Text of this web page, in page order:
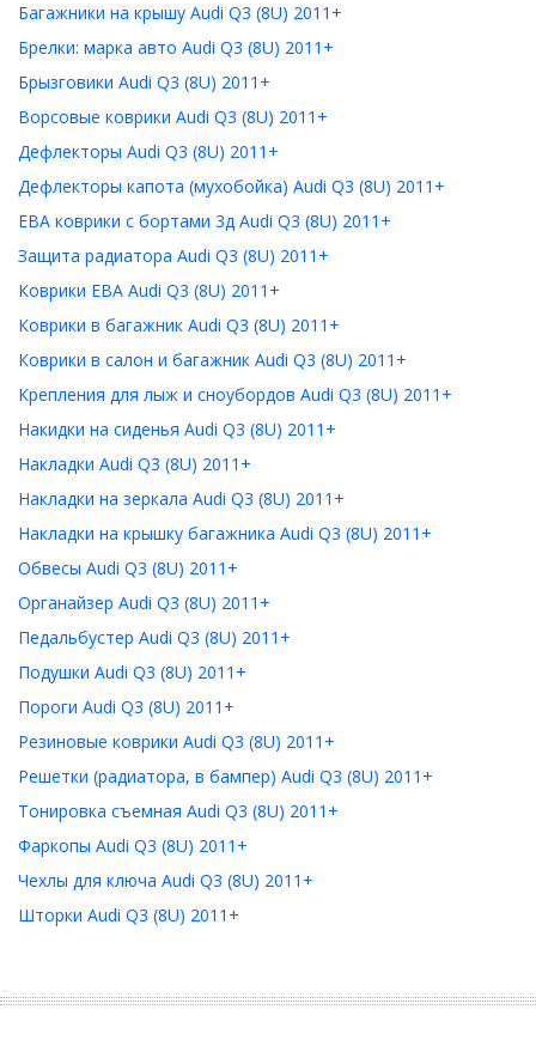
Багажники на крышу Audi Q3 (8U) 2011+
Брелки: марка авто Audi Q3 (8U) 2011+
Брызговики Audi Q3 (8U) 2011+
Ворсовые коврики Audi Q3 (8U) 2011+
Дефлекторы Audi Q3 (8U) 2011+
Дефлекторы капота (мухобойка) Audi Q3 (8U) 2011+
ЕВА коврики с бортами 3д Audi Q3 (8U) 2011+
Защита радиатора Audi Q3 (8U) 2011+
Коврики ЕВА Audi Q3 (8U) 2011+
Коврики в багажник Audi Q3 (8U) 2011+
Коврики в салон и багажник Audi Q3 (8U) 2011+
Крепления для лыж и сноубордов Audi Q3 (8U) 2011+
Накидки на сиденья Audi Q3 (8U) 2011+
Накладки Audi Q3 (8U) 2011+
Накладки на зеркала Audi Q3 (8U) 2011+
Накладки на крышку багажника Audi Q3 (8U) 2011+
Обвесы Audi Q3 (8U) 2011+
Органайзер Audi Q3 (8U) 2011+
Педальбустер Audi Q3 (8U) 2011+
Подушки Audi Q3 (8U) 2011+
Пороги Audi Q3 (8U) 2011+
Резиновые коврики Audi Q3 (8U) 2011+
Решетки (радиатора, в бампер) Audi Q3 (8U) 2011+
Тонировка съемная Audi Q3 (8U) 2011+
Фаркопы Audi Q3 (8U) 2011+
Чехлы для ключа Audi Q3 (8U) 2011+
Шторки Audi Q3 (8U) 2011+